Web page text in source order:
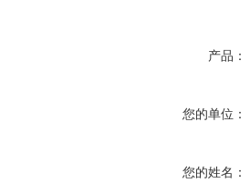
产品：
您的单位：
您的姓名：